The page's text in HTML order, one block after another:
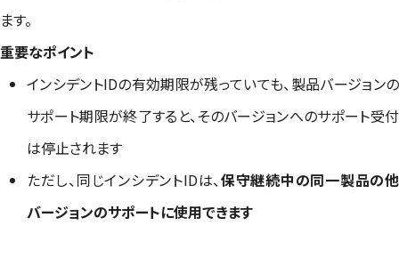
ます。
重要なポイント
インシデントIDの有効期限が残っていても、製品バージョンの
サポート期限が終了すると、そのバージョンへのサポート受付
は停止されます
ただし、同じインシデントIDは、保守継続中の同一製品の他
バージョンのサポートに使用できます